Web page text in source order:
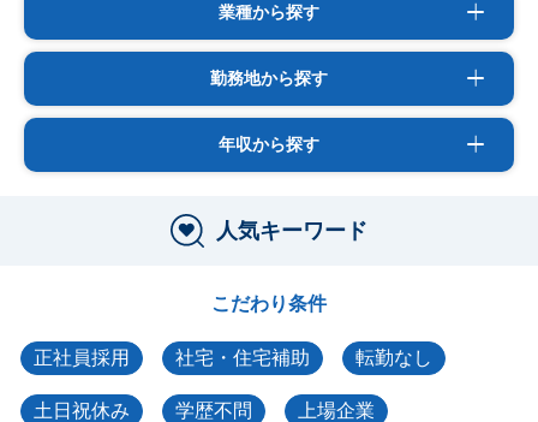
業種から探す
勤務地から探す
年収から探す
人気キーワード
こだわり条件
正社員採用 社宅・住宅補助 転勤なし
土日祝休み 学歴不問 上場企業